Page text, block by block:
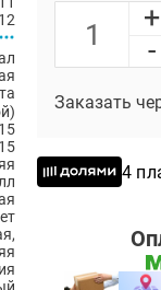
+
-
Заказать
4